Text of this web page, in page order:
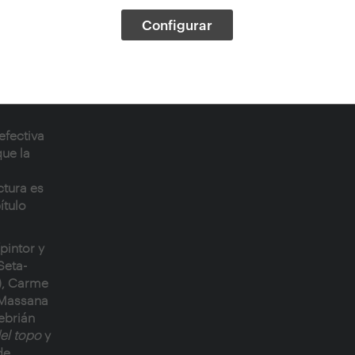
Configurar
);
la
es
y
Carme
topoy